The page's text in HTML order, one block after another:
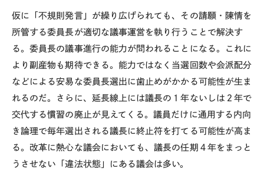
仮に「不規則発言」が繰り広げられても、その請願・陳情を
所管する委員長が適切な議事運営を執り行うことで解決す
る。委員長の議事進行の能力が問われることになる。これに
より副産物も期待できる。能力ではなく当選回数や会派配分
などによる安易な委員長選出に歯止めがかかる可能性が生ま
れるのだ。さらに、延長線上には議長の１年ないしは２年で
交代する慣習の廃止が見えてくる。議員だけに通用する内向
き論理で毎年選出される議長に終止符を打てる可能性が高ま
る。改革に熱心な議会においても、議長の任期４年をまっと
うさせない「違法状態」にある議会は多い。